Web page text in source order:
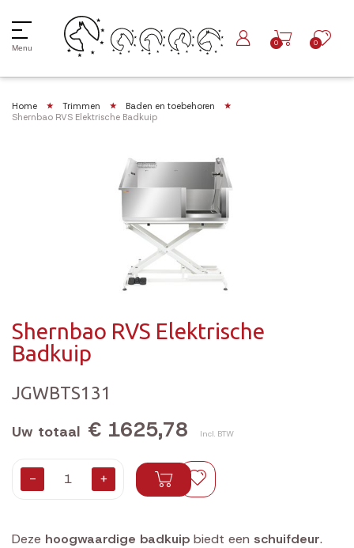
Menu
0 0
Home Trimmen
Baden en toebehoren
Shernbao RVS Elektrische Badkuip
Shernbao RVS Elektrische
Badkuip
JGWBTS131
Uw totaal € 1625,78 Incl. BTW
- +
Deze hoogwaardige badkuip biedt een schuifdeur.